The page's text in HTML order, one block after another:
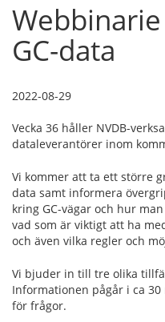
GC-data
2022-08-29
Vecka 36 håller NVDB-
dataleverantörer inom
Vi kommer att ta ett större
data samt informera
kring GC-vägar och hur
vad som är viktigt att ha
och även vilka regler och
Vi bjuder in till tre olika
Informationen pågår i ca
för frågor.